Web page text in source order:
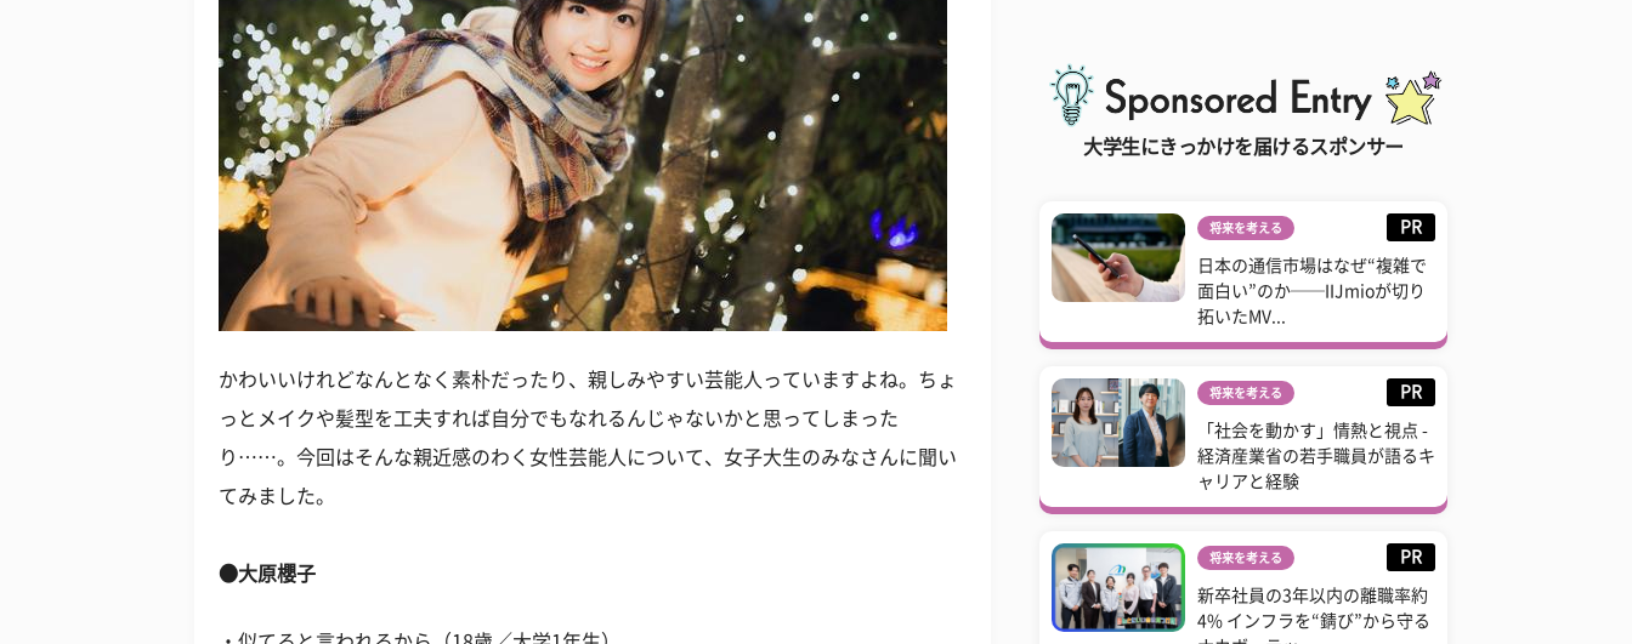
かわいいけれどなんとなく素朴だったり、親しみやすい芸能人っていますよね。ちょ
っとメイクや髪型を工夫すれば自分でもなれるんじゃないかと思ってしまった
り……。今回はそんな親近感のわく女性芸能人について、女子大生のみなさんに聞い
てみました。
●大原櫻子
大学生にきっかけを届けるスポンサー
将来を考える PR
日本の通信市場はなぜ“複雑で
面白い”のか──IIJmioが切り
拓いたMV...
将来を考える PR
「社会を動かす」情熱と視点 -
経済産業省の若手職員が語るキ
ャリアと経験
将来を考える PR
新卒社員の3年以内の離職率約
4% インフラを“錆び”から守る